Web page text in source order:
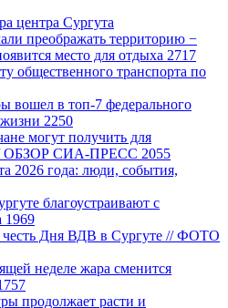
центра Сургута
преображать территорию −
место для отдыха 2717
общественного транспорта по
вошел в топ-7 федерального
жизни 2250
могут получить для
// ОБЗОР СИА-ПРЕСС 2055
2026 года: люди, события,
благоустраивают с
1969
Дня ВДВ в Сургуте // ФОТО
неделе жара сменится
продолжает расти и